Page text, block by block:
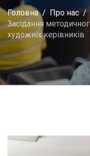
Головна Про нас
Засідання
художніх керівників